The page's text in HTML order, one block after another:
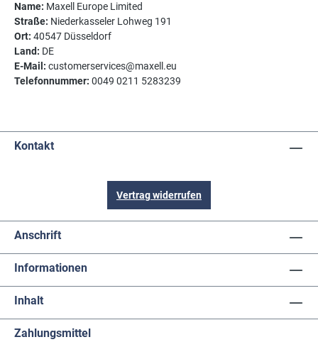
Name: Maxell Europe Limited
Straße: Niederkasseler Lohweg 191
Ort: 40547 Düsseldorf
Land: DE
E-Mail: customerservices@maxell.eu
Telefonnummer: 0049 0211 5283239
Kontakt
Vertrag widerrufen
Anschrift
Informationen
Inhalt
Zahlungsmittel